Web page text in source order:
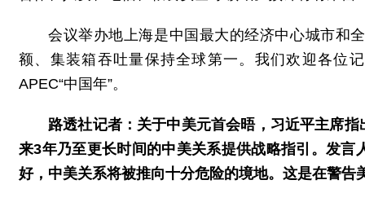
会议举办地上海是中国最大的经济中心城市和
额、集装箱吞吐量保持全球第一。我们欢迎各位
APEC“中国年”。
路透社记者：关于中美元首会晤，习近平主席
来3年乃至更长时间的中美关系提供战略指引。发
好，中美关系将被推向十分危险的境地。这是在警告